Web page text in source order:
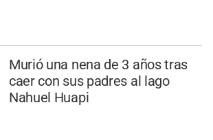
Murió una nena de 3 años tras
caer con sus padres al lago
Nahuel Huapi